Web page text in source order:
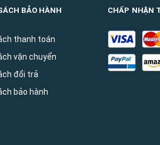
BẢO HÀNH
thanh toán
vận chuyển
đổi trả
bảo hành
CHẤP NHẬN